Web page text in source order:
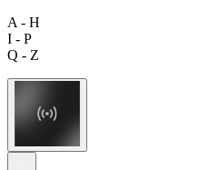
A - H
I - P
Q - Z